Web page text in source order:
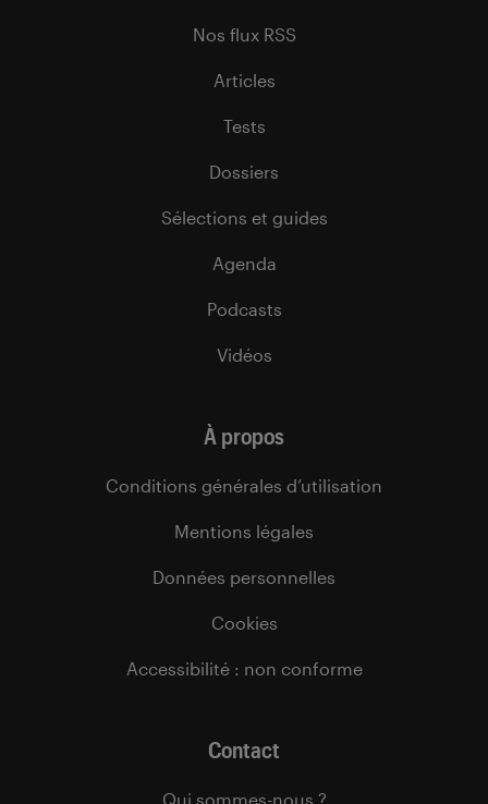
Nos flux RSS
Articles
Tests
Dossiers
Sélections et guides
Agenda
Podcasts
Vidéos
À propos
Conditions générales d’utilisation
Mentions légales
Données personnelles
Cookies
Accessibilité : non conforme
Contact
Qui sommes-nous ?